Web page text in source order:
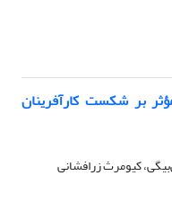
بر شکست کارآفرینان
کیومرث زرافشانی